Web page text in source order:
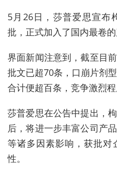
5月26日，莎普爱思宣布
批，正式加入了国内最卷的
界面新闻注意到，截至目
批文已超70条，口崩片剂
合计便超百条，竞争激烈程
莎普爱思在公告中提出，
后，将进一步丰富公司产
等诸多因素影响，获批对
性。